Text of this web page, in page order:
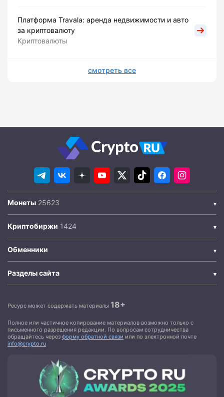
Платформа Travala: аренда недвижимости и авто
за криптовалюту
Криптовалюты
смотреть все
Монеты
Криптобиржи
Обменники
Разделы сайта
Ресурс может содержать материалы 18+
Полное или частичное копирование материалов возможно только с
письменного разрешения редакции. По вопросам сотрудничества
обращайтесь через форму обратной связи или по электронной почте
info@crypto.ru